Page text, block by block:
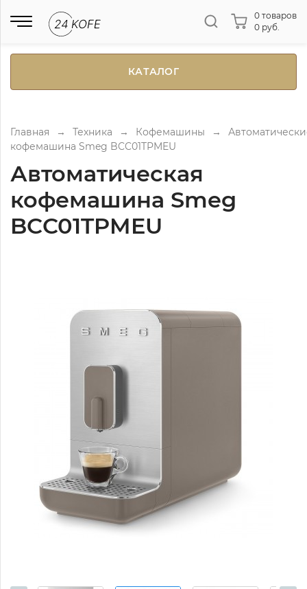
0 товаров
0 руб.
КАТАЛОГ
Главная → Техника → Кофемашины →
кофемашина Smeg BCC01TPMEU
Автоматическая
кофемашина Smeg
BCC01TPMEU